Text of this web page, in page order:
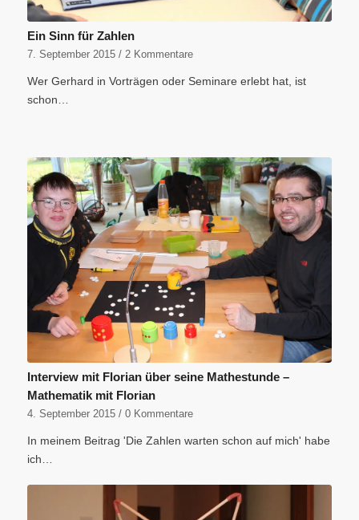
Ein Sinn für Zahlen
7. September 2015 / 2 Kommentare
Wer Gerhard in Vorträgen oder Seminare erlebt hat, ist
schon…
Interview mit Florian über seine Mathestunde –
Mathematik mit Florian
4. September 2015 / 0 Kommentare
In meinem Beitrag 'Die Zahlen warten schon auf mich' habe
ich…